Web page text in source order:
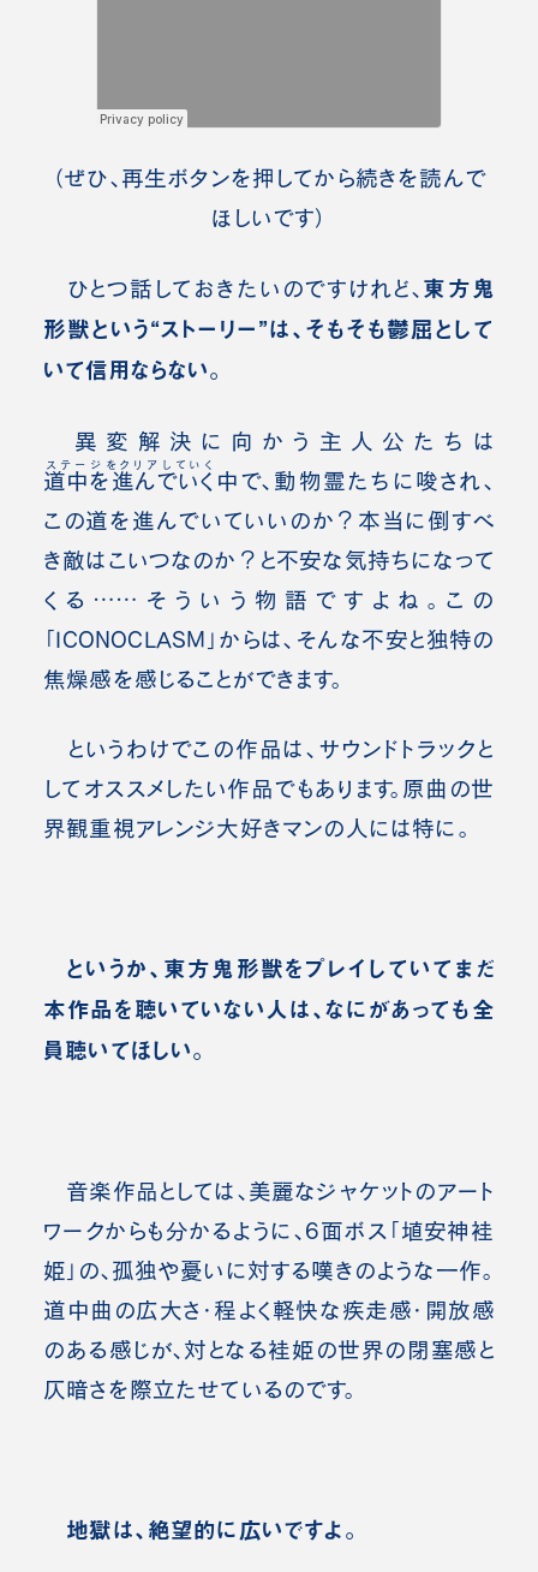
（ぜひ、再生ボタンを押してから続きを読んで
ほしいです）
ひとつ話しておきたいのですけれど、 東方鬼
形獣という“ストーリー”は、そもそも鬱屈として
いて信用ならない。
異変解決に向かう主人公たちは
道中を進んでいく
ステージをクリアしていく
中で、動物霊たちに唆され、
この道を進んでいていいのか？本当に倒すべ
き敵はこいつなのか？と不安な気持ちになって
くる……そういう物語ですよね。この
「ICONOCLASM」からは、そんな不安と独特の
焦燥感を感じることができます。
というわけでこの作品は、サウンドトラックと
してオススメしたい作品でもあります。原曲の世
界観重視アレンジ大好きマンの人には特に。
というか、東方鬼形獣をプレイしていてまだ
本作品を聴いていない人は、なにがあっても全
員聴いてほしい。
音楽作品としては、美麗なジャケットのアート
ワークからも分かるように、6面ボス「埴安神袿
姫」の、孤独や憂いに対する嘆きのような一作。
道中曲の広大さ・程よく軽快な疾走感・開放感
のある感じが、対となる袿姫の世界の閉塞感と
仄暗さを際立たせているのです。
地獄は、絶望的に広いですよ。